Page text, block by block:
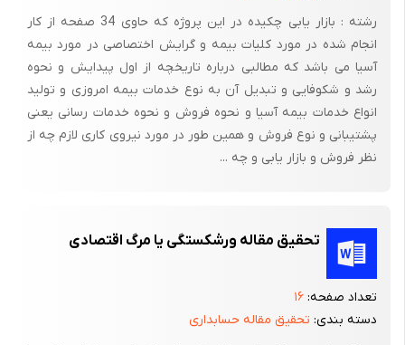
رشته : بازار یابی چکیده در این پروژه که حاوی 34 صفحه از کار
انجام شده در مورد کلیات بیمه و گرایش اختصاصی در مورد بیمه
آسیا می باشد که مطالبی درباره تاریخچه از اول پیدایش و نحوه
رشد و شکوفایی و تبدیل آن به نوع خدمات بیمه امروزی و تولید
انواع خدمات بیمه آسیا و نحوه فروش و نحوه خدمات رسانی یعنی
پشتیبانی و نوع فروش و همین طور در مورد نیروی کاری لازم چه از
نظر فروش و بازار یابی و چه ...
تحقیق مقاله ورشکستگى یا مرگ اقتصادى
تعداد صفحه: ۱۶
دسته بندی: تحقیق مقاله حسابداری